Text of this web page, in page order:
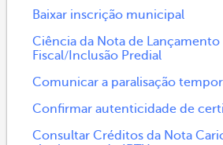
Baixar inscrição municipal
Ciência da Nota de
Fiscal/Inclusão Predial
Comunicar a paralisação
Confirmar autenticidade de
Consultar Créditos da Nota